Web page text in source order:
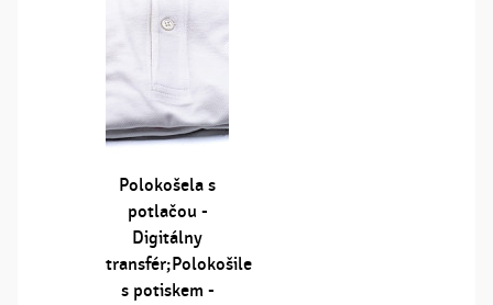
Polokošela s
potlačou -
Digitálny
transfér;Polokošile
s potiskem -